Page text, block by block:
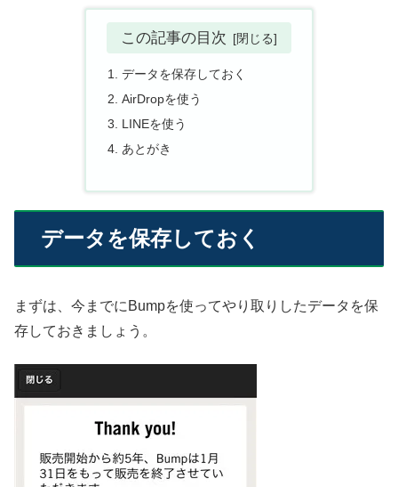
この記事の目次
データを保存しておく
AirDropを使う
LINEを使う
あとがき
データを保存しておく
まずは、今までにBumpを使ってやり取りしたデータを保
存しておきましょう。